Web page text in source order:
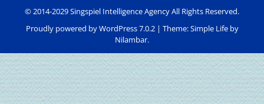
© 2014-2029 Singspiel Intelligence Agency All Rights Reserved.
Proudly powered by WordPress 7.0.2 | Theme: Simple Life by
Nilambar.